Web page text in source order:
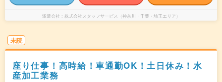
派遣会社 株式会社スタッフサービス（神奈川・千葉・埼玉エリア）
未読
座り仕事！高時給！車通勤OK！土日休み！水
産加工業務